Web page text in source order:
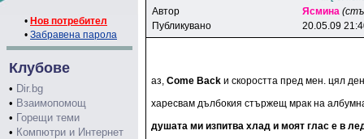
• Нов потребител
• Забравена парола
Клубове
• Dir.bg
• Взаимопомощ
• Горещи теми
• Компютри и Интернет
Автор Яcминa
Публикувано
20.05.09
аз, Come Back и скоростта пред мен. цял
харесвам дълбокия стържещ мрак на
душата ми изпитва хлад и моят глас е в